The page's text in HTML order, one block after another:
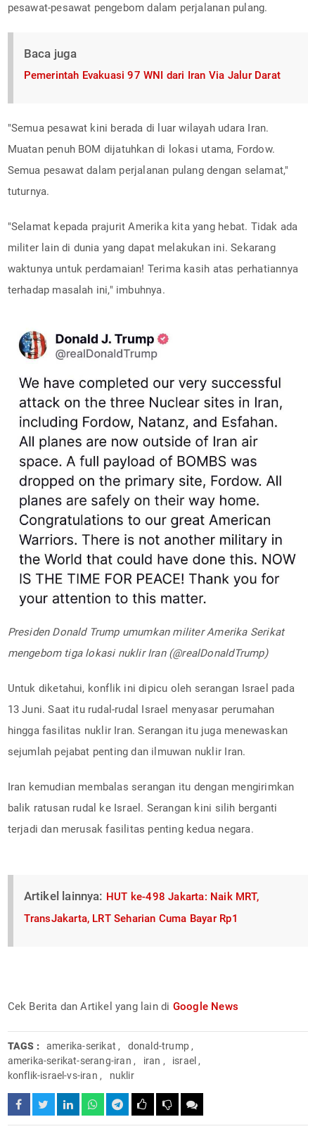
pesawat-pesawat pengebom dalam perjalanan pulang.
Baca juga
Pemerintah Evakuasi 97 WNI dari Iran Via Jalur Darat
"Semua pesawat kini berada di luar wilayah udara Iran.
Muatan penuh BOM dijatuhkan di lokasi utama, Fordow.
Semua pesawat dalam perjalanan pulang dengan selamat,"
tuturnya.
"Selamat kepada prajurit Amerika kita yang hebat. Tidak ada
militer lain di dunia yang dapat melakukan ini. Sekarang
waktunya untuk perdamaian! Terima kasih atas perhatiannya
terhadap masalah ini," imbuhnya.
Presiden Donald Trump umumkan militer Amerika Serikat
mengebom tiga lokasi nuklir Iran (@realDonaldTrump)
Untuk diketahui, konflik ini dipicu oleh serangan Israel pada
13 Juni. Saat itu rudal-rudal Israel menyasar perumahan
hingga fasilitas nuklir Iran. Serangan itu juga menewaskan
sejumlah pejabat penting dan ilmuwan nuklir Iran.
Iran kemudian membalas serangan itu dengan mengirimkan
balik ratusan rudal ke Israel. Serangan kini silih berganti
terjadi dan merusak fasilitas penting kedua negara.
Artikel lainnya: HUT ke-498 Jakarta: Naik MRT,
TransJakarta, LRT Seharian Cuma Bayar Rp1
Cek Berita dan Artikel yang lain di Google News
TAGS : amerika-serikat , donald-trump,
amerika-serikat-serang-iran , iran , israel ,
konflik-israel-vs-iran , nuklir